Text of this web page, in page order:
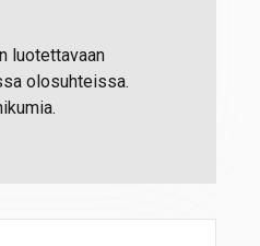
luotettavaan
olosuhteissa.